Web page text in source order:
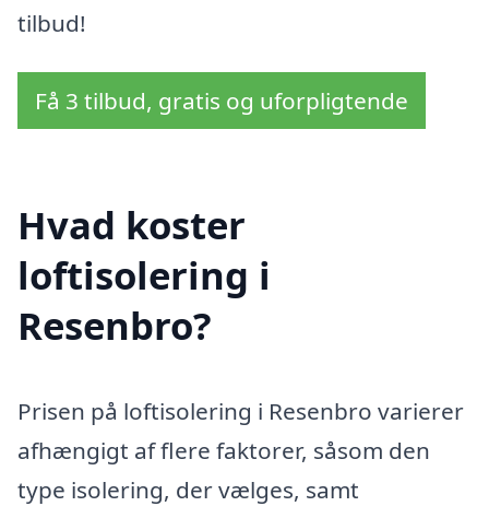
tilbud!
Få 3 tilbud, gratis og uforpligtende
Hvad koster
loftisolering i
Resenbro?
Prisen på loftisolering i Resenbro varierer
afhængigt af flere faktorer, såsom den
type isolering, der vælges, samt